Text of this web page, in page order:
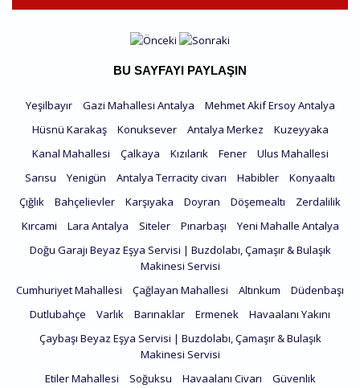
BU SAYFAYI PAYLAŞIN
Yeşilbayır Gazi Mahallesi Antalya
Mehmet Akif Ersoy Antalya
Hüsnü Karakaş
Konuksever Antalya Merkez
Kuzeyyaka
Kanal Mahallesi
Çalkaya Kızılarık Fener
Ulus Mahallesi
Sarısu
Yenigün Antalya Terracity civarı Habibler
Konyaaltı
Çığlık
Bahçelievler Karşıyaka Doyran Döşemealtı
Zerdalilik
Kırcami
Lara Antalya Siteler Pınarbaşı
Yeni Mahalle Antalya
Doğu Garajı Beyaz Eşya Servisi | Buzdolabı, Çamaşır & Bulaşık
Makinesi Servisi
Cumhuriyet Mahallesi
Çağlayan Mahallesi Altınkum
Düdenbaşı
Dutlubahçe
Varlık Barınaklar Ermenek
Havaalanı Yakını
Çaybaşı Beyaz Eşya Servisi | Buzdolabı, Çamaşır & Bulaşık
Makinesi Servisi
Etiler Mahallesi
Soğuksu Havaalanı Civarı Güvenlik